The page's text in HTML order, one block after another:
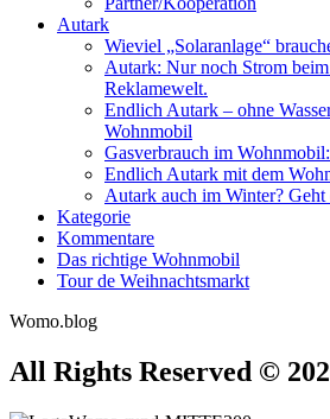
Autark
Wieviel „Solaranlage“
Autark: Nur noch Strom
Reklamewelt.
Endlich Autark – ohne
Wohnmobil
Gasverbrauch im
Endlich Autark mit dem
Autark auch im Winter? Geht
Kategorie
Kommentare
Das richtige Wohnmobil
Tour de Weihnachtsmarkt
Womo.blog
All Rights Reserved ©